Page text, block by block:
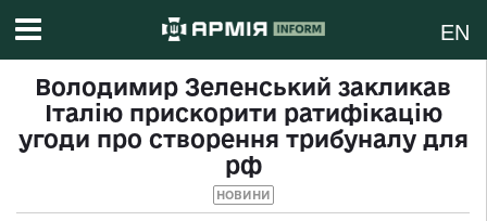
EN
Володимир Зеленський закликав
Італію прискорити ратифікацію
угоди про створення трибуналу для
рф
НОВИНИ